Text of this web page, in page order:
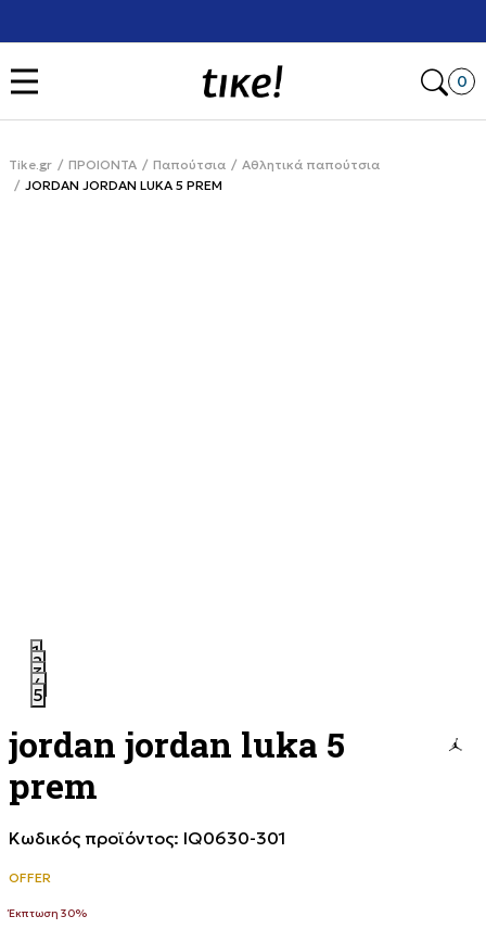
0
Tike.gr ΠΡΟΙΟΝΤΑ Παπούτσια
Αθλητικά παπούτσια
JORDAN JORDAN LUKA 5 PREM
1
2
3
4
5
jordan jordan luka 5
prem
Κωδικός προϊόντος: IQ0630-301
OFFER
Έκπτωση 30%